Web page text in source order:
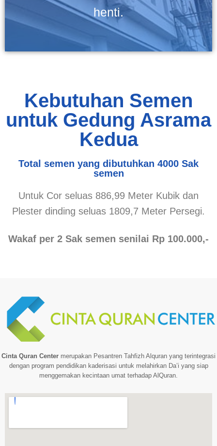
henti.
Kebutuhan Semen
untuk Gedung Asrama
Kedua
Total semen yang dibutuhkan 4000 Sak
semen
Untuk Cor seluas 886,99 Meter Kubik dan
Plester dinding seluas 1809,7 Meter Persegi.
Wakaf per 2 Sak semen senilai Rp 100.000,-
Cinta Quran Center merupakan Pesantren Tahfizh Alquran yang terintegrasi
dengan program pendidikan kaderisasi untuk melahirkan Da’i yang siap
menggemakan kecintaan umat terhadap AlQuran.